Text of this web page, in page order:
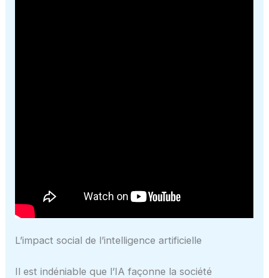
L’impact social de l’intelligence artificielle
Il est indéniable que l’IA façonne la société